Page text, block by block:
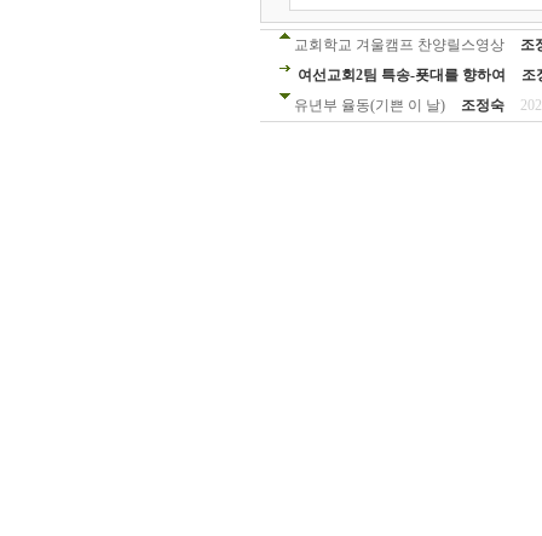
교회학교 겨울캠프 찬양릴스영상
조
여선교회2팀 특송-푯대를 향하여
조
유년부 율동(기쁜 이 날)
조정숙